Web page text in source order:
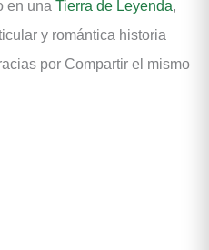
en una Tierra de Leyenda,
y romántica historia
por Compartir el mismo